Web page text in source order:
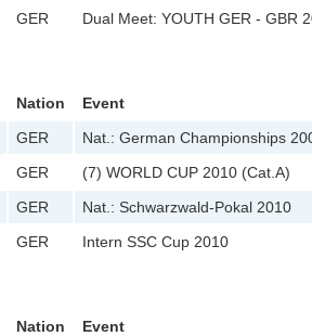
GER Dual Meet: YOUTH GER - GBR
Nation Event
GER Nat.: German Championships
GER (7) WORLD CUP 2010 (Cat.A)
GER Nat.: Schwarzwald-Pokal 2010
GER Intern SSC Cup 2010
Nation Event